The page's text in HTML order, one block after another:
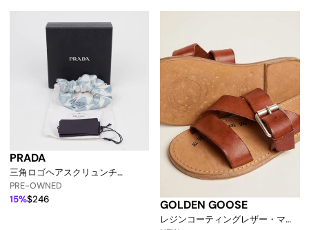
PRADA
三角ロゴヘアスクリュンチ
156515342 [p]
PRE-OWNED
15%$246 GOLDEN GOOSE
レジンコーティングレザー・マガ